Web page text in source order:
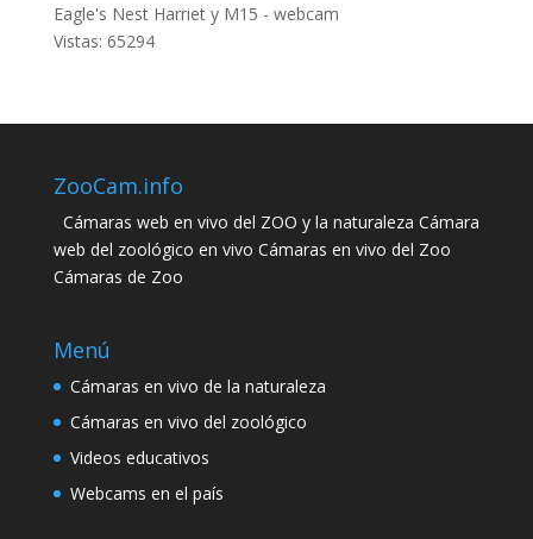
Eagle's Nest Harriet y M15 - webcam
Vistas: 65294
ZooCam.info
Cámaras web en vivo del ZOO y la naturaleza Cámara
web del zoológico en vivo Cámaras en vivo del Zoo
Cámaras de Zoo
Menú
Cámaras en vivo de la naturaleza
Cámaras en vivo del zoológico
Videos educativos
Webcams en el país